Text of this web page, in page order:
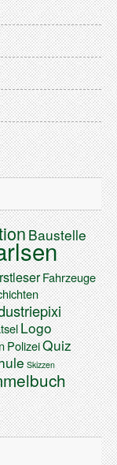
Baustelle
Fahrzeuge
Logo
PolizeiQuiz
Skizzen